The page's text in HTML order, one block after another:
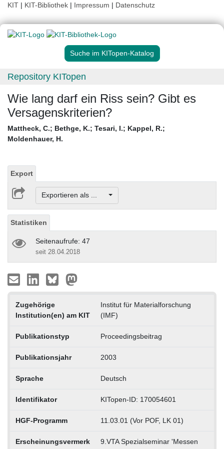
KIT | KIT-Bibliothek | Impressum | Datenschutz
Suche im KITopen-Katalog
Repository KITopen
Wie lang darf ein Riss sein? Gibt es
Versagenskriterien?
Mattheck, C.; Bethge, K.; Tesari, I.; Kappel, R.;
Moldenhauer, H.
Export
Exportieren als ...
Statistiken
Seitenaufrufe: 47
seit 28.04.2018
Zugehörige
Institution(en) am KIT
Institut für Materialforschung
(IMF)
Publikationstyp Proceedingsbeitrag
Publikationsjahr 2003
Sprache Deutsch
Identifikator KITopen-ID: 170054601
HGF-Programm 11.03.01 (Vor POF, LK 01)
Erscheinungsvermerk
9.VTA Spezialseminar 'Messen